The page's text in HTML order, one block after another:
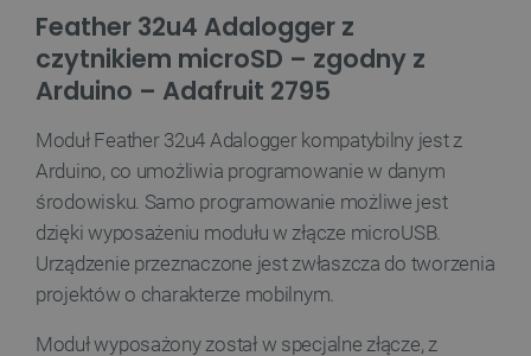
Feather 32u4 Adalogger z
czytnikiem microSD – zgodny z
Arduino – Adafruit 2795
Moduł Feather 32u4 Adalogger kompatybilny jest z
Arduino, co umożliwia programowanie w danym
środowisku. Samo programowanie możliwe jest
dzięki wyposażeniu modułu w złącze microUSB.
Urządzenie przeznaczone jest zwłaszcza do tworzenia
projektów o charakterze mobilnym.
Moduł wyposażony został w specjalne złącze, z
FUNKCJONALNOŚĆ
Niezbędne Wydajność Targetowanie
Funkcjonalność
Niezbędne pliki cookie umożliwiają korzystanie z
podstawowych funkcji strony internetowej, takich
jak logowanie użytkownika i zarządzanie kontem.
Bez niezbędnych plików cookie nie można
prawidłowo korzystać ze strony internetowej.
Nazwa
Provider /